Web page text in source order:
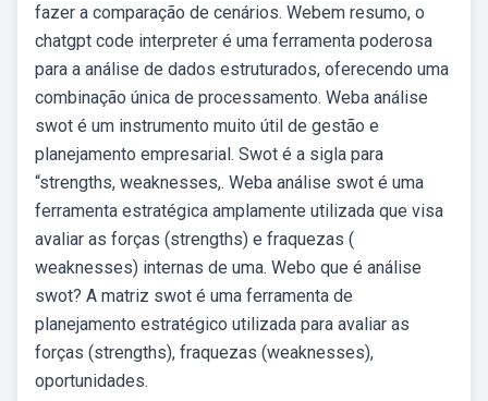
fazer a comparação de cenários. Webem resumo, o
chatgpt code interpreter é uma ferramenta poderosa
para a análise de dados estruturados, oferecendo uma
combinação única de processamento. Weba análise
swot é um instrumento muito útil de gestão e
planejamento empresarial. Swot é a sigla para
“strengths, weaknesses,. Weba análise swot é uma
ferramenta estratégica amplamente utilizada que visa
avaliar as forças (strengths) e fraquezas (
weaknesses) internas de uma. Webo que é análise
swot? A matriz swot é uma ferramenta de
planejamento estratégico utilizada para avaliar as
forças (strengths), fraquezas (weaknesses),
oportunidades.